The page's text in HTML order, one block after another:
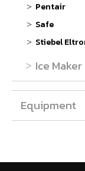
Pentair
Safe
Stiebel
Ice Maker
Equipment